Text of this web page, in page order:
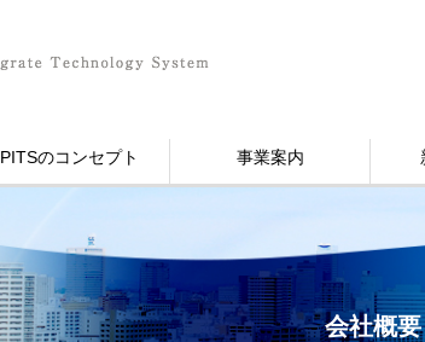
PITSのコンセプト 事業案内
会社概要